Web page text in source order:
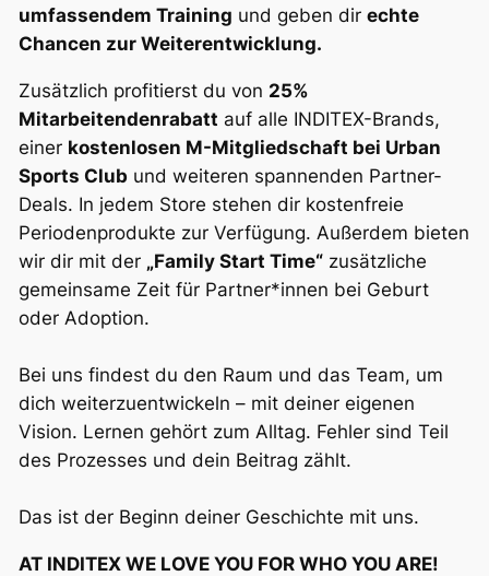
umfassendem Training und geben dir echte
Chancen zur Weiterentwicklung.
Zusätzlich profitierst du von 25%
Mitarbeitendenrabatt auf alle INDITEX-Brands,
einer kostenlosen M-Mitgliedschaft bei Urban
Sports Clubund weiteren spannenden Partner-
Deals. In jedem Store stehen dir kostenfreie
Periodenprodukte zur Verfügung. Außerdem bieten
wir dir mit der „Family Start Time“zusätzliche
gemeinsame Zeit für Partner*innen bei Geburt
oder Adoption.
Bei uns findest du den Raum und das Team, um
dich weiterzuentwickeln – mit deiner eigenen
Vision. Lernen gehört zum Alltag. Fehler sind Teil
des Prozesses und dein Beitrag zählt.
Das ist der Beginn deiner Geschichte mit uns.
AT INDITEX WE LOVE YOU FOR WHO YOU ARE!